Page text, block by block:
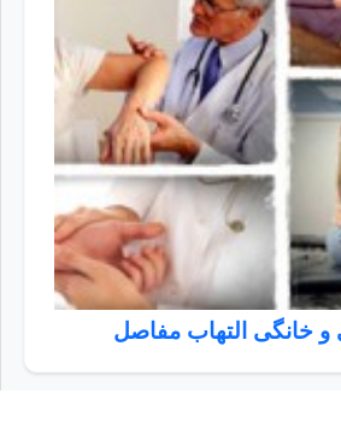
و خانگی التهاب مفاصل